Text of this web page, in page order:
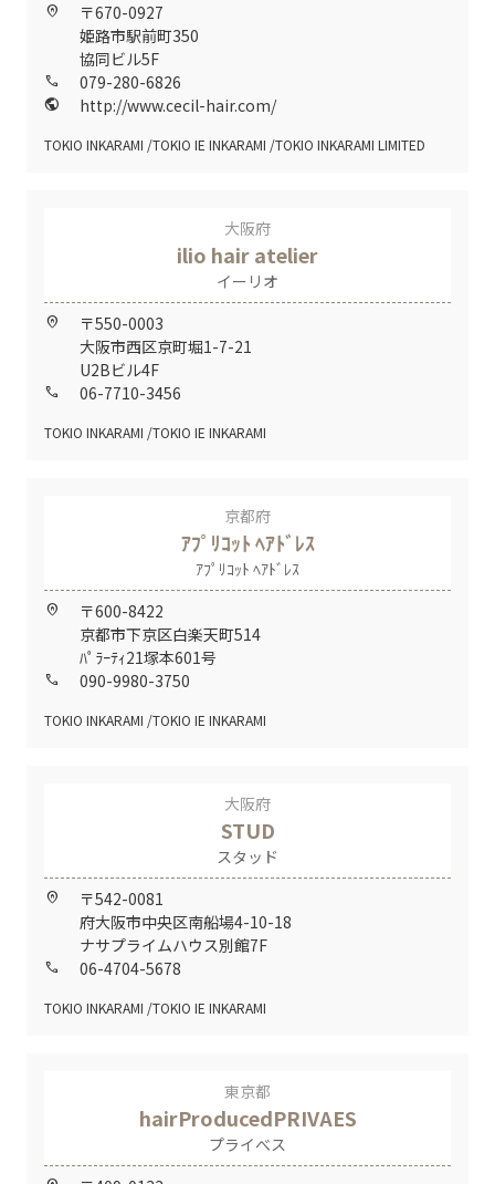
home_pin
〒670-0927
姫路市駅前町350
協同ビル5F
call 079-280-6826
public http://www.cecil-hair.com/
TOKIO INKARAMI TOKIO IE INKARAMI TOKIO INKARAMI LIMITED
大阪府
ilio hair atelier
イーリオ
home_pin
〒550-0003
大阪市西区京町堀1-7-21
U2Bビル4F
call 06-7710-3456
TOKIO INKARAMI TOKIO IE INKARAMI
京都府
ｱﾌﾟﾘｺｯﾄ ﾍｱﾄﾞﾚｽ
ｱﾌﾟﾘｺｯﾄ ﾍｱﾄﾞﾚｽ
home_pin
〒600-8422
京都市下京区白楽天町514
ﾊﾟﾗｰﾃｨ21塚本601号
call 090-9980-3750
TOKIO INKARAMI TOKIO IE INKARAMI
大阪府
STUD
スタッド
home_pin
〒542-0081
府大阪市中央区南船場4-10-18
ナサプライムハウス別館7F
call 06-4704-5678
TOKIO INKARAMI TOKIO IE INKARAMI
東京都
hairProducedPRIVAES
プライべス